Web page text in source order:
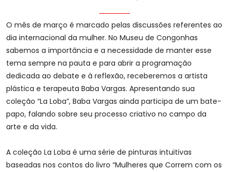
O mês de março é marcado pelas discussões referentes ao
dia internacional da mulher. No Museu de Congonhas
sabemos a importância e a necessidade de manter esse
tema sempre na pauta e para abrir a programação
dedicada ao debate e à reflexão, receberemos a artista
plástica e terapeuta Baba Vargas. Apresentando sua
coleção “La Loba”, Baba Vargas ainda participa de um bate-
papo, falando sobre seu processo criativo no campo da
arte e da vida.
A coleção La Loba é uma série de pinturas intuitivas
baseadas nos contos do livro “Mulheres que Correm com os